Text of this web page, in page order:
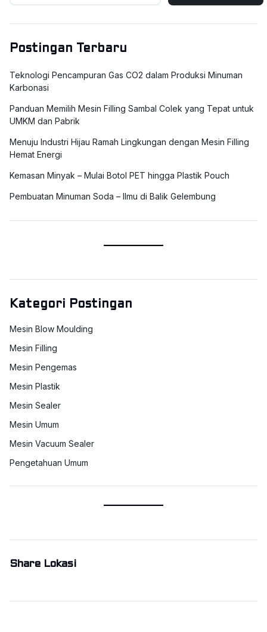
Postingan Terbaru
Teknologi Pencampuran Gas CO2 dalam Produksi Minuman
Karbonasi
Panduan Memilih Mesin Filling Sambal Colek yang Tepat untuk
UMKM dan Pabrik
Menuju Industri Hijau Ramah Lingkungan dengan Mesin Filling
Hemat Energi
Kemasan Minyak – Mulai Botol PET hingga Plastik Pouch
Pembuatan Minuman Soda – Ilmu di Balik Gelembung
Kategori Postingan
Mesin Blow Moulding
Mesin Filling
Mesin Pengemas
Mesin Plastik
Mesin Sealer
Mesin Umum
Mesin Vacuum Sealer
Pengetahuan Umum
Share Lokasi